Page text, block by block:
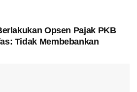
Opsen Pajak PKB
Tidak Membebankan